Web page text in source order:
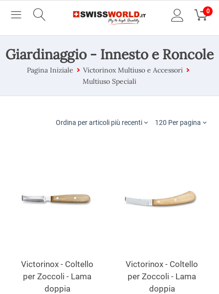
0
Giardinaggio - Innesto e Roncole
Pagina Iniziale
Victorinox Multiuso e Accessori
Multiuso Speciali
Ordina per articoli più recenti 120 Per pagina
Victorinox - Coltello
per Zoccoli - Lama
doppia
Victorinox - Coltello
per Zoccoli - Lama
doppia